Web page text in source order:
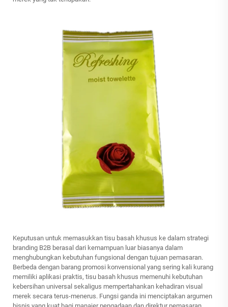
Keputusan untuk memasukkan tisu basah khusus ke dalam strategi
branding B2B berasal dari kemampuan luar biasanya dalam
menghubungkan kebutuhan fungsional dengan tujuan pemasaran.
Berbeda dengan barang promosi konvensional yang sering kali kurang
memiliki aplikasi praktis, tisu basah khusus memenuhi kebutuhan
kebersihan universal sekaligus mempertahankan kehadiran visual
merek secara terus-menerus. Fungsi ganda ini menciptakan argumen